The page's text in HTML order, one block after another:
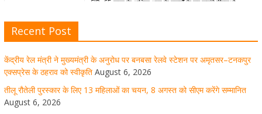
SIR: 65 साल के अधिक आयु के बुजुर्गों के घर जाएंगे बीएलओ
मुख्यमंत्री पुष्कर सिंह धामी ने हरकी पैड़ी से लेकर कांवड़ यात्रा मार्ग
पर हेलीकॉप्टर से शिवभक्तों पर पुष्पवर्षा कर उनका स्वागत किया गया
Recent Post
केंद्रीय रेल मंत्री ने मुख्यमंत्री के अनुरोध पर बनबसा रेलवे स्टेशन पर अमृतसर–टनकपुर
एक्सप्रेस के ठहराव को स्वीकृति August 6, 2026
तीलू रौतेली पुरस्कार के लिए 13 महिलाओं का चयन, 8 अगस्त को सीएम करेंगे सम्मानित
August 6, 2026